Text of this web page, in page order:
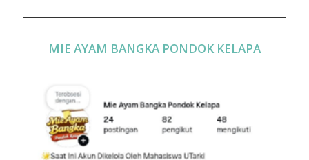
MIE AYAM BANGKA PONDOK KELAPA